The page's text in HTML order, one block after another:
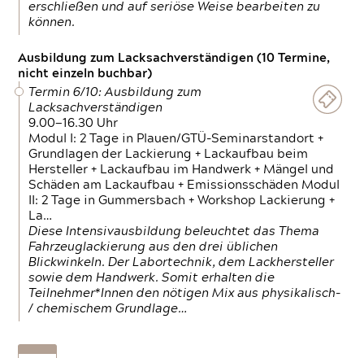
erschließen und auf seriöse Weise bearbeiten zu
können.
Ausbildung zum Lacksachverständigen (10 Termine,
nicht einzeln buchbar)
Termin 6/10: Ausbildung zum
Lacksachverständigen
9.00—16.30 Uhr
Modul I: 2 Tage in Plauen/GTÜ-Seminarstandort +
Grundlagen der Lackierung + Lackaufbau beim
Hersteller + Lackaufbau im Handwerk + Mängel und
Schäden am Lackaufbau + Emissionsschäden Modul
II: 2 Tage in Gummersbach + Workshop Lackierung +
La…
Diese Intensivausbildung beleuchtet das Thema
Fahrzeuglackierung aus den drei üblichen
Blickwinkeln. Der Labortechnik, dem Lackhersteller
sowie dem Handwerk. Somit erhalten die
Teilnehmer*Innen den nötigen Mix aus physikalisch-
/ chemischem Grundlage…